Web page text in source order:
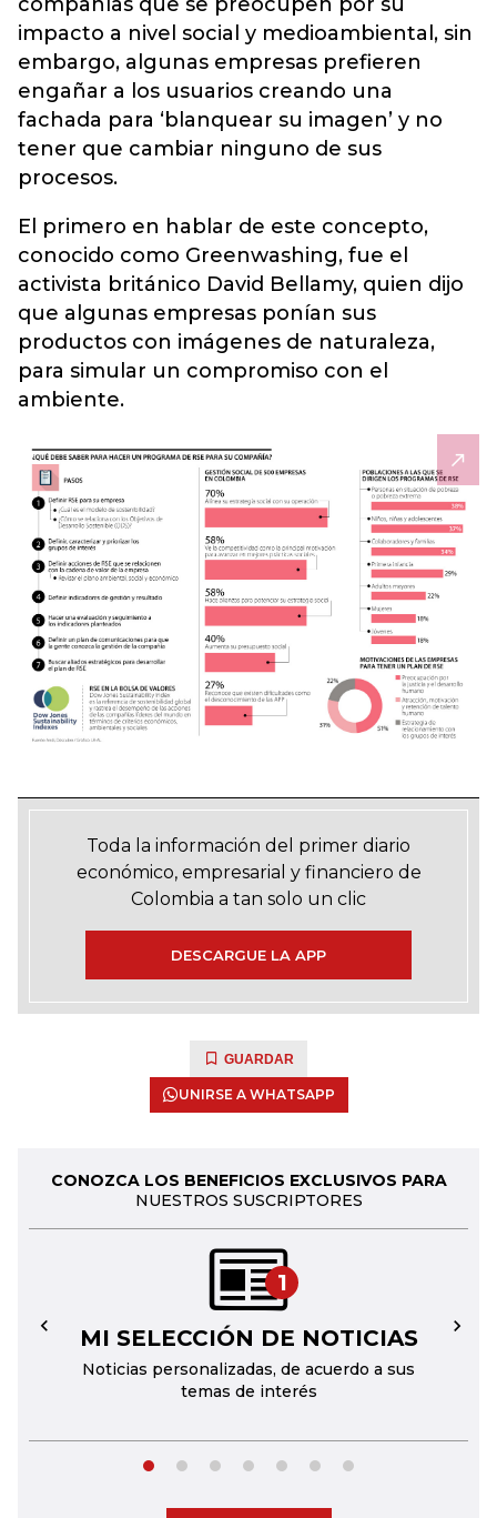
impacto a nivel social y medioambiental, sin
embargo, algunas empresas prefieren
engañar a los usuarios creando una
fachada para ‘blanquear su imagen’ y no
tener que cambiar ninguno de sus
procesos.
El primero en hablar de este concepto,
conocido como Greenwashing, fue el
activista británico David Bellamy, quien dijo
que algunas empresas ponían sus
productos con imágenes de naturaleza,
para simular un compromiso con el
ambiente.
Toda la información del primer diario
económico, empresarial y financiero de
Colombia a tan solo un clic
DESCARGUE LA APP
GUARDAR
UNIRSE A WHATSAPP
CONOZCA LOS BENEFICIOS EXCLUSIVOS PARA
NUESTROS SUSCRIPTORES
1
MI SELECCIÓN DE NOTICIAS
Noticias personalizadas, de acuerdo a sus
temas de interés
← →